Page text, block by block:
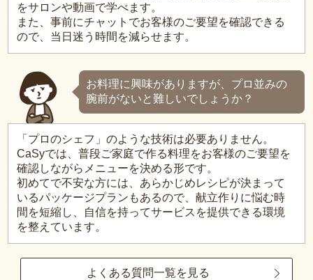
をサロンや動画で学べます。
また、事前にチャットでお客様のご要望を確認できる
ので、当日迷う時間を減らせます。
お料理に興味がありますが、プロ並みの
腕前がないと難しいでしょうか？
「プロのシェフ」のような技術は必要ありません。
CaSyでは、普段ご家庭で作る料理をお客様のご要望を
確認しながらメニューを決める形です。
初めてで不安な方には、あらかじめレシピが決まって
いるパッケージプランもあるので、献立作りに悩む時
間を短縮し、自信を持ってサービスを提供できる環境
を整えています。
よくある質問一覧を見る